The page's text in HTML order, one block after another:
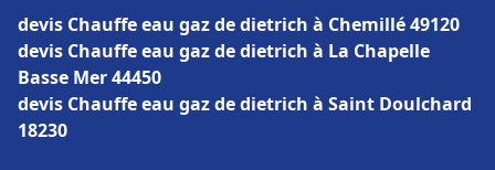
devis Chauffe eau gaz de dietrich à Chemillé 49120
devis Chauffe eau gaz de dietrich à La Chapelle
Basse Mer 44450
devis Chauffe eau gaz de dietrich à Saint Doulchard
18230